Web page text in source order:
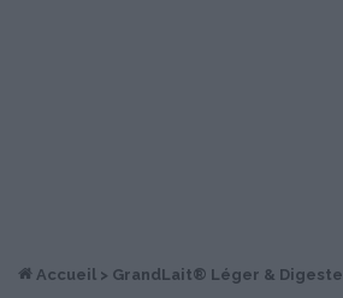
Accueil > GrandLait® Léger & Digeste